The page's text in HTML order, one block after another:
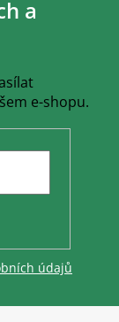
a
e-shopu.
údajů